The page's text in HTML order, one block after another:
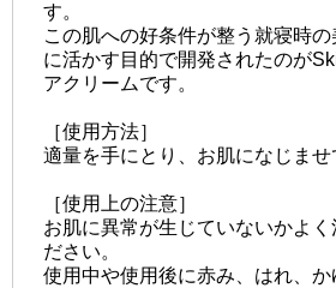
す。
この肌への好条件が整う就寝時
に活かす目的で開発されたのが
アクリームです。
［使用方法］
適量を手にとり、お肌になじませ
［使用上の注意］
お肌に異常が生じていないかよく
ださい。
使用中や使用後に赤み、はれ、